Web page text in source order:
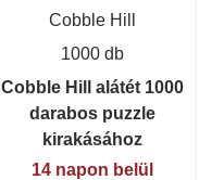
Cobble Hill
1000 db
Cobble Hill alátét 1000
darabos puzzle
kirakásához
14 napon belül